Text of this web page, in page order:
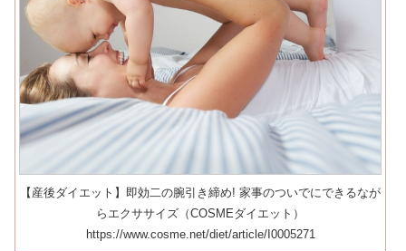
【産後ダイエット】即効二の腕引き締め! 家事のついでにできるなが
らエクササイズ（COSMEダイエット）
https://www.cosme.net/diet/article/I0005271